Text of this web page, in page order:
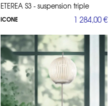
ETEREA S3 - suspension triple
ICONE 1 284,00 €